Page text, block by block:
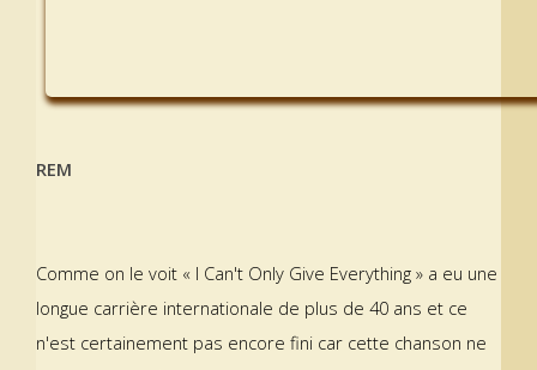
REM
Comme on le voit « I Can't Only Give Everything » a eu une
longue carrière internationale de plus de 40 ans et ce
n'est certainement pas encore fini car cette chanson ne